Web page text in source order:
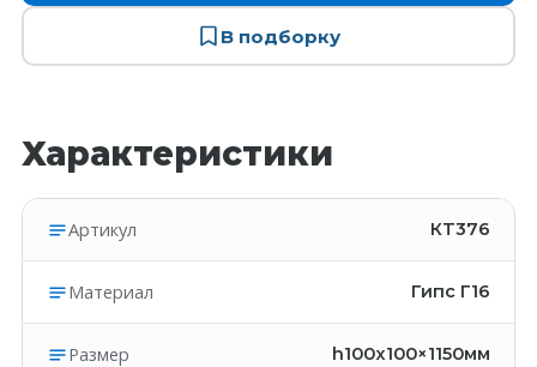
В подборку
Характеристики
Артикул КT376
Материал Гипс Г16
Размер h100x100×1150мм